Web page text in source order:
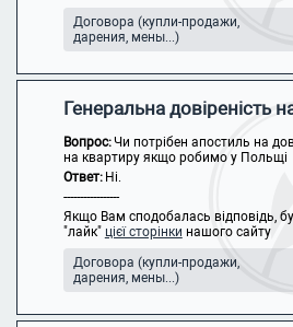
Договора (купли-продажи,
дарения, мены...)
Генеральна довіреність
Вопрос:Чи потрібен апостиль на
на квартиру якщо робимо у Польщі
Ответ: Ні.
-----------------
Якщо Вам сподобалась відповідь,
"лайк" цієї сторінки нашого сайту
Договора (купли-продажи,
дарения, мены...)